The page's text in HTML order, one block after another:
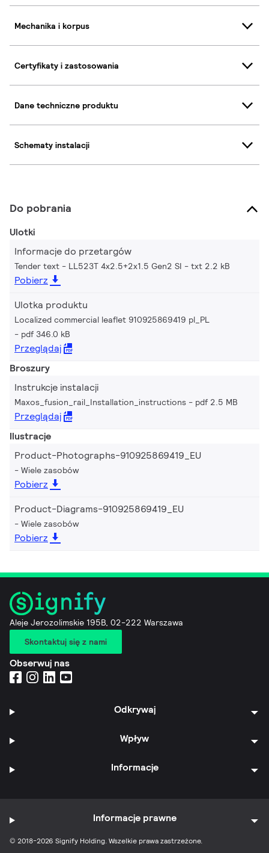
Mechanika i korpus
Certyfikaty i zastosowania
Dane techniczne produktu
Schematy instalacji
Do pobrania
Ulotki
Informacje do przetargów
Tender text - LL523T 4x2.5+2x1.5 Gen2 SI txt 2.2 kB
Pobierz
Ulotka produktu
Localized commercial leaflet 910925869419 pl_PL
pdf 346.0 kB
Przeglądaj
Broszury
Instrukcje instalacji
Maxos_fusion_rail_Installation_instructions pdf 2.5 MB
Przeglądaj
Ilustracje
Product-Photographs-910925869419_EU
Wiele zasobów
Pobierz
Product-Diagrams-910925869419_EU
Wiele zasobów
Pobierz
Aleje Jerozolimskie 195B, 02-222 Warszawa
Skontaktuj się z nami
Obserwuj nas
Odkrywaj
Wpływ
Informacje
© 2018-2026 Signify Holding. Wszelkie prawa zastrzeżone.
Informacje prawne